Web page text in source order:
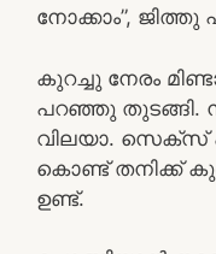
നോക്കാം”,
കുറച്ചു നേരം
പറഞ്ഞു തുടങ്ങി.
വിലയാ. സെക്സ്
കൊണ്ട് തനിക്ക്
ഉണ്ട്.